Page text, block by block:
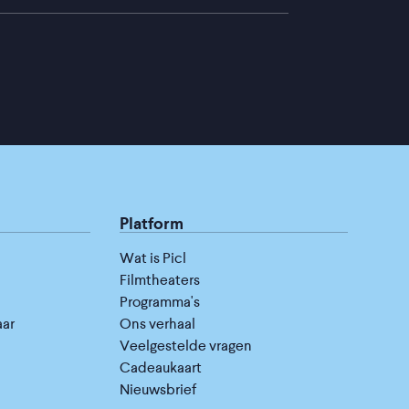
Platform
Wat is Picl
Filmtheaters
Programma's
Ons verhaal
Veelgestelde vragen
Cadeaukaart
Nieuwsbrief